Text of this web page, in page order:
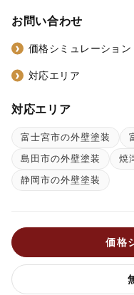
お問い合わせ
価格シミュレーション
対応エリア
対応エリア
富士宮市の外壁塗装
島田市の外壁塗装
焼
静岡市の外壁塗装
価格